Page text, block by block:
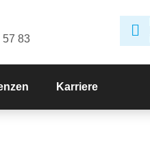
57 83
Karriere